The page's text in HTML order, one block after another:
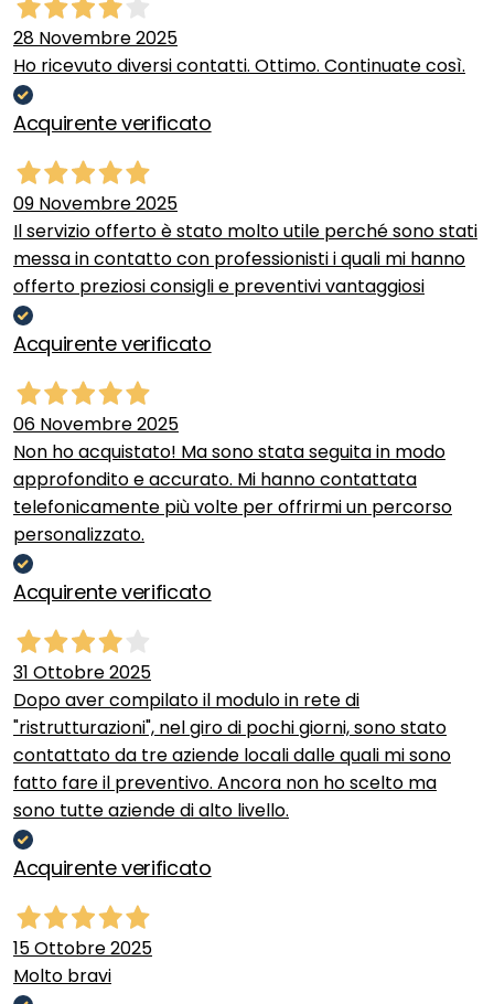
28 Novembre 2025
Ho ricevuto diversi contatti. Ottimo. Continuate così.
Acquirente verificato
09 Novembre 2025
Il servizio offerto è stato molto utile perché sono stati
messa in contatto con professionisti i quali mi hanno
offerto preziosi consigli e preventivi vantaggiosi
Acquirente verificato
06 Novembre 2025
Non ho acquistato! Ma sono stata seguita in modo
approfondito e accurato. Mi hanno contattata
telefonicamente più volte per offrirmi un percorso
personalizzato.
Acquirente verificato
31 Ottobre 2025
Dopo aver compilato il modulo in rete di
"ristrutturazioni", nel giro di pochi giorni, sono stato
contattato da tre aziende locali dalle quali mi sono
fatto fare il preventivo. Ancora non ho scelto ma
sono tutte aziende di alto livello.
Acquirente verificato
15 Ottobre 2025
Molto bravi